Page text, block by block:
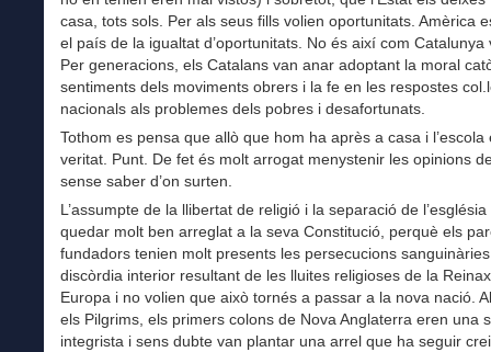
casa, tots sols. Per als seus fills volien oportunitats. Amèrica
el país de la igualtat d’oportunitats. No és així com Catalunya
Per generacions, els Catalans van anar adoptant la moral
sentiments dels moviments obrers i la fe en les respostes
nacionals als problemes dels pobres i desafortunats.
Tothom es pensa que allò que hom ha après a casa i l’escola
veritat. Punt. De fet és molt arrogat menystenir les opinions
sense saber d’on surten.
L’assumpte de la llibertat de religió i la separació de l’església
quedar molt ben arreglat a la seva Constitució, perquè els
fundadors tenien molt presents les persecucions
discòrdia interior resultant de les lluites religioses de la
Europa i no volien que això tornés a passar a la nova nació.
els Pilgrims, els primers colons de Nova Anglaterra eren una
integrista i sens dubte van plantar una arrel que ha seguir